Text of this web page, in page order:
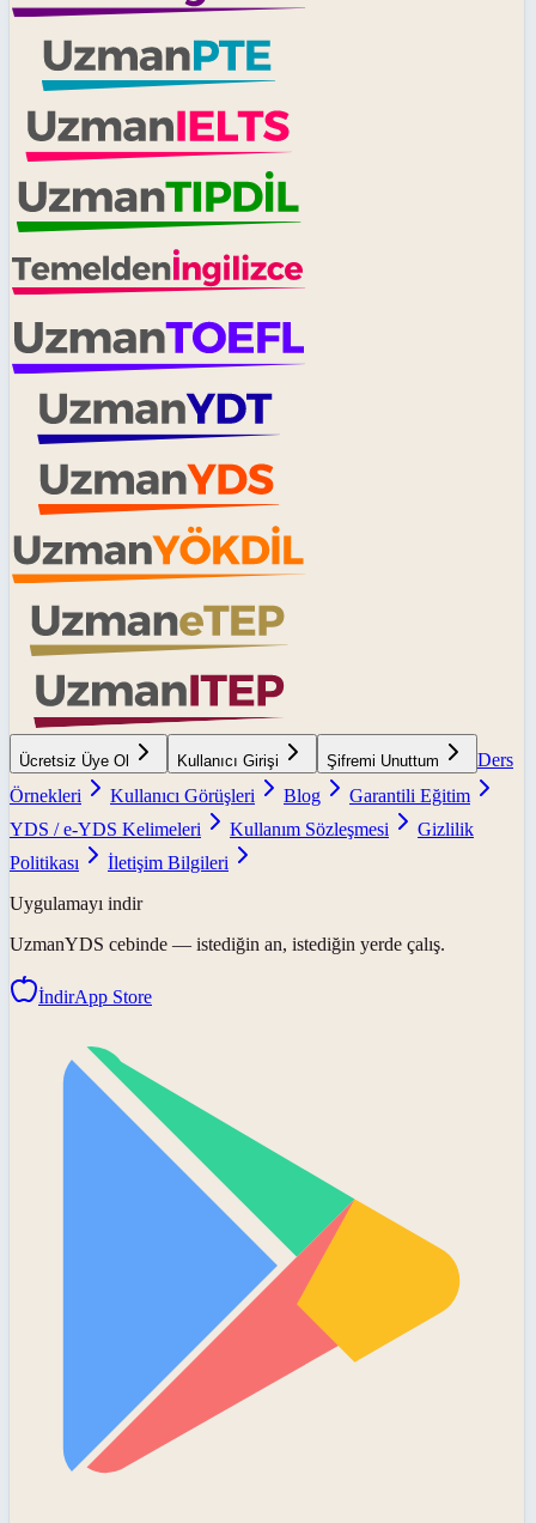
Ücretsiz Üye Ol Kullanıcı Girişi Şifremi Unuttum
Ders
Örnekleri
Kullanıcı Görüşleri Blog
Garantili Eğitim
YDS / e-YDS Kelimeleri
Kullanım Sözleşmesi
Gizlilik
Politikası
İletişim Bilgileri
Uygulamayı indir
UzmanYDS cebinde — istediğin an, istediğin yerde çalış.
İndirApp Store